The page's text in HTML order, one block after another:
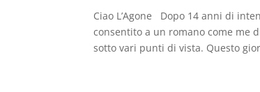
Ciao L’Agone Dopo 14 anni di
consentito a un romano come me
sotto vari punti di vista. Questo